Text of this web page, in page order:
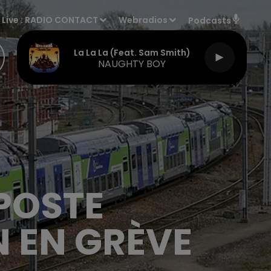
Live : RADIO CONTACT Webradios Podcasts
La La La (feat. Sam Smith)
NAUGHTY BOY
EN GRÈVE